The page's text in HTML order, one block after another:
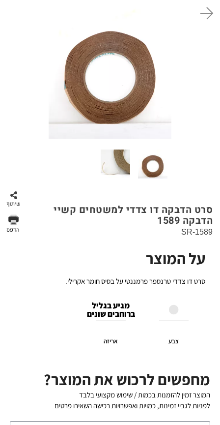
שיתוף סרט הדבקה דו צדדי למשטחים קשיי
הדבקה 1589
הדפס SR-1589
על המוצר
סרט דו צדדי טרנספר פרמננטי על בסיס חומר אקרילי.
צבע
מגיע בגליל
ברוחבים שונים
אריזה
מחפשים לרכוש את המוצר?
המוצר זמין להזמנות בכמות / שימוש מקצועי בלבד
לפניות לגביי זמינות, כמויות ואפשרויות רכישה השאירו פרטים